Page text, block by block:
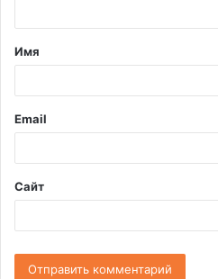
т
а
й
*
Имя
Email
Сайт